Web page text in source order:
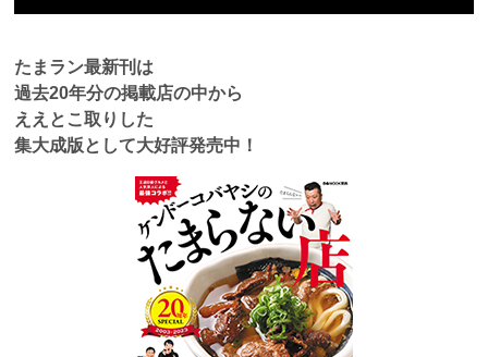
たまラン最新刊は
過去20年分の掲載店の中から
ええとこ取りした
集大成版として大好評発売中！